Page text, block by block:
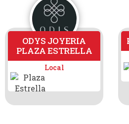
ODYS JOYERIA
PLAZA ESTRELLA
Local